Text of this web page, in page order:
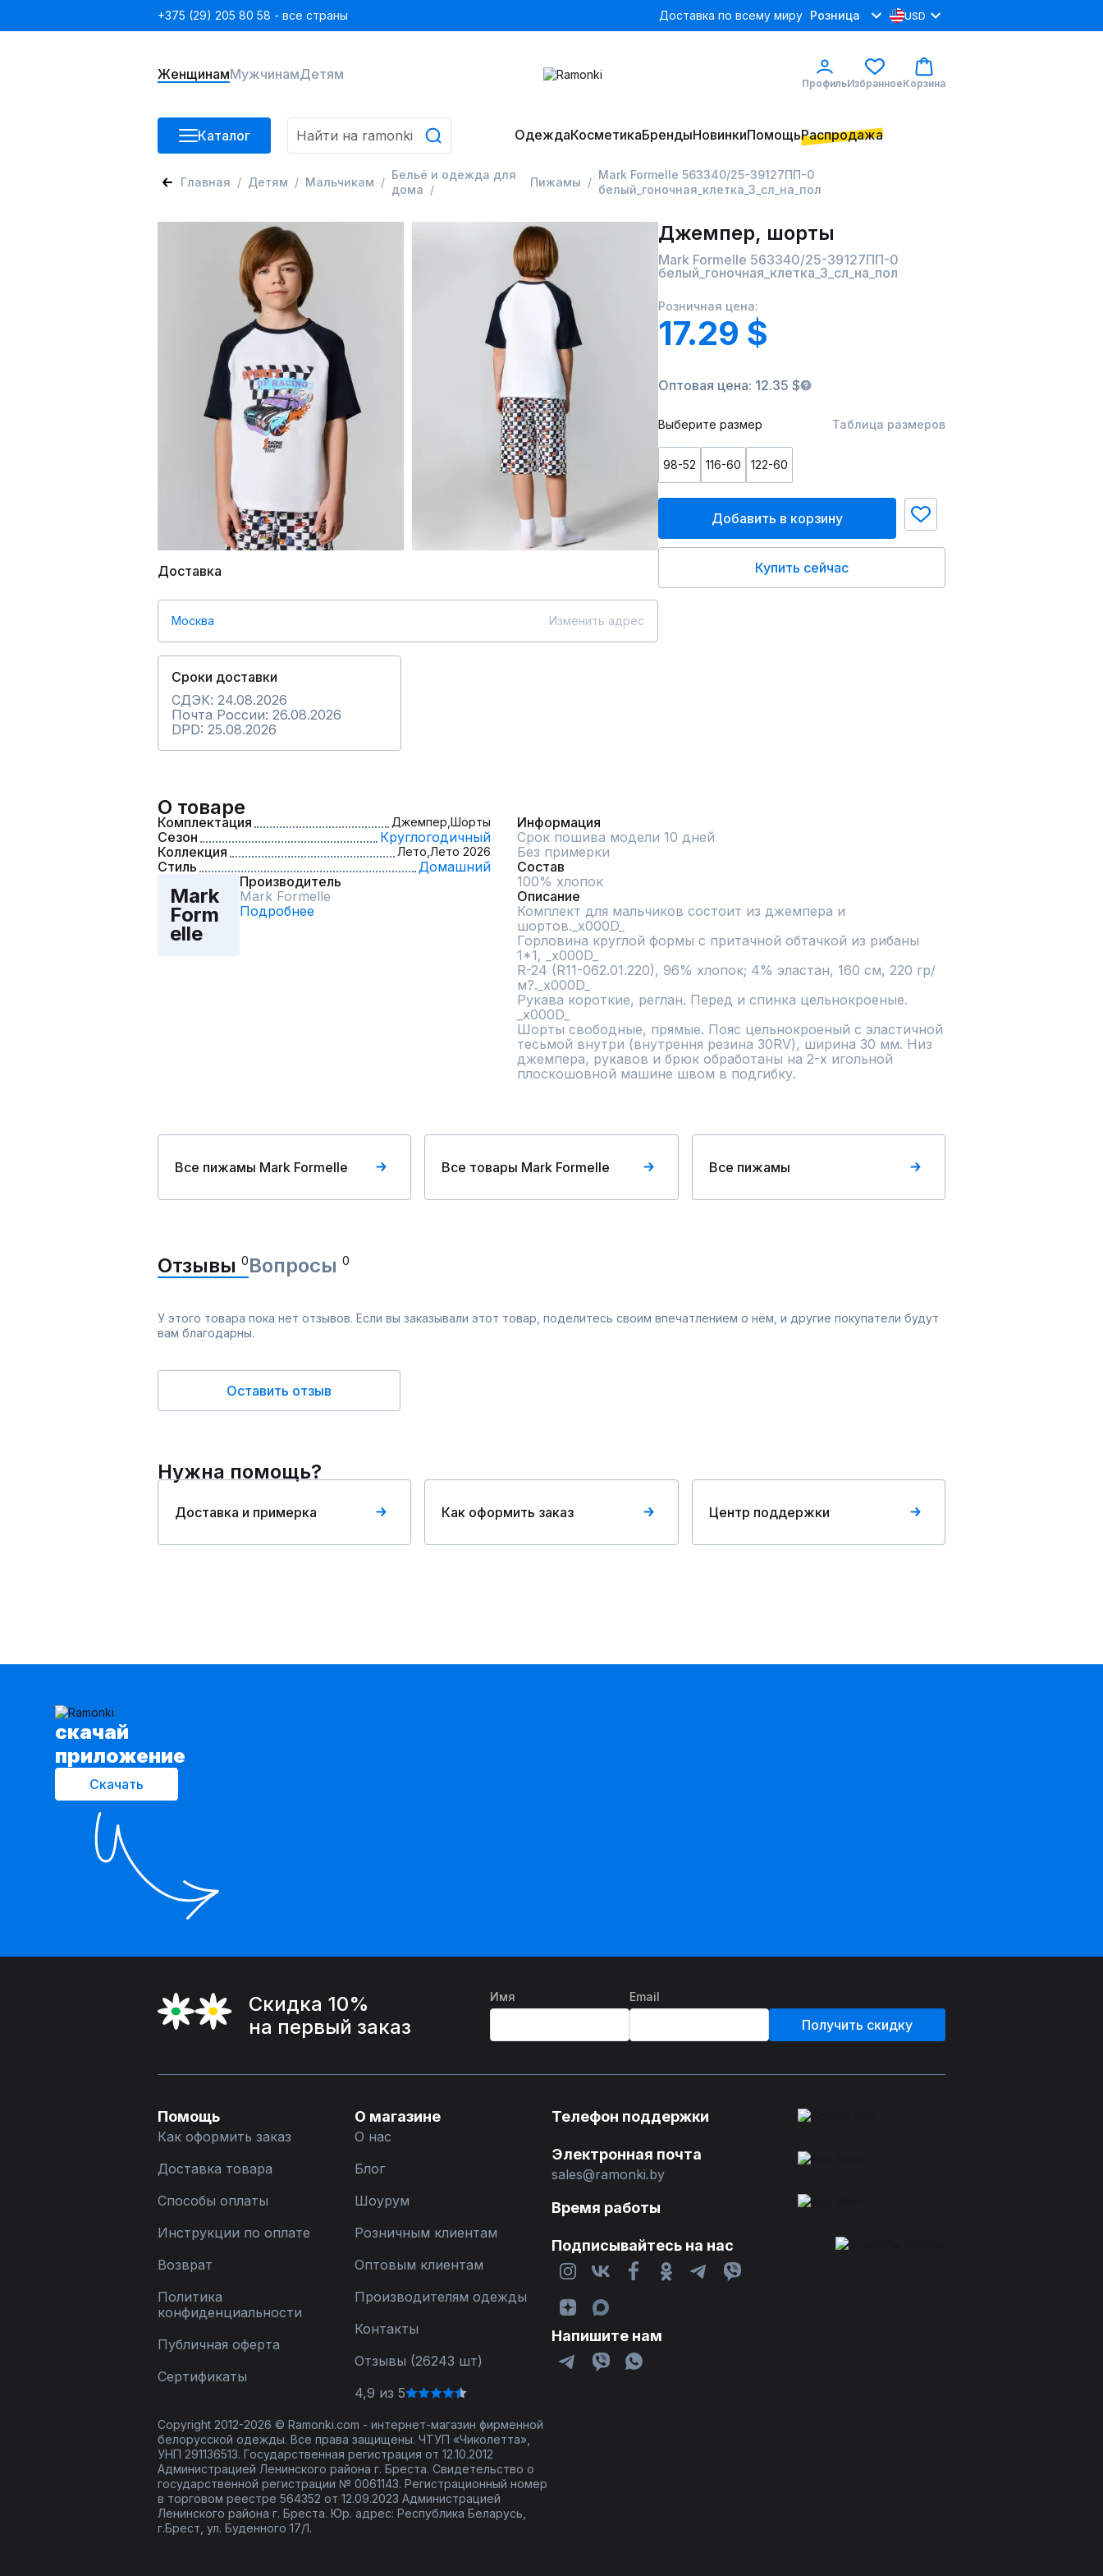
+375 (29) 205 80 58 - все страны Доставка по всему миру Розница USD
ЖенщинамМужчинамДетям
ПрофильИзбранноеКорзина
Каталог ОдеждаКосметикаБрендыНовинкиПомощьРаспродажа
Главная Детям Мальчикам
Бельё и одежда для
дома
Пижамы
Mark Formelle 563340/25-39127ПП-0
белый_гоночная_клетка_3_сл_на_пол
Доставка
Москва Изменить адрес
Сроки доставки
СДЭК: 24.08.2026
Почта России: 26.08.2026
DPD: 25.08.2026
Джемпер, шорты
Mark Formelle 563340/25-39127ПП-0
белый_гоночная_клетка_3_сл_на_пол
Розничная цена:
17.29 $
Оптовая цена: 12.35 $
Выберите размер Таблица размеров
98-52 116-60 122-60
Добавить в корзину
Купить сейчас
О товаре
Комплектация Джемпер, Шорты
Сезон
Круглогодичный
Коллекция
Лето, Лето 2026
Стиль Домашний
Mark
Form
elle
Производитель
Mark Formelle
Подробнее
Информация
Срок пошива модели 10 дней
Без примерки
Состав
100% хлопок
Описание
Комплект для мальчиков состоит из джемпера и
шортов._x000D_
Горловина круглой формы с притачной обтачкой из рибаны
1*1, _x000D_
R-24 (R11-062.01.220), 96% хлопок; 4% эластан, 160 см, 220 гр/
м?._x000D_
Рукава короткие, реглан. Перед и спинка цельнокроеные.
_x000D_
Шорты свободные, прямые. Пояс цельнокроеный с эластичной
тесьмой внутри (внутрення резина 30RV), ширина 30 мм. Низ
джемпера, рукавов и брюк обработаны на 2-х игольной
плоскошовной машине швом в подгибку.
Все пижамы Mark Formelle Все товары Mark Formelle Все пижамы
Отзывы 0Вопросы 0
У этого товара пока нет отзывов. Если вы заказывали этот товар, поделитесь своим впечатлением о нём, и другие покупатели будут
вам благодарны.
Оставить отзыв
Нужна помощь?
Доставка и примерка Как оформить заказ Центр поддержки
cкачай
приложение
Скачать
Скидка 10%
на первый заказ
Имя Email
Получить скидку
Помощь
Как оформить заказ
Доставка товара
Способы оплаты
Инструкции по оплате
Возврат
Политика
конфиденциальности
Публичная оферта
Сертификаты
О магазине
О нас
Блог
Шоурум
Розничным клиентам
Оптовым клиентам
Производителям одежды
Контакты
Отзывы (26243 шт)
4,9 из 5
Телефон поддержки
Электронная почта
sales@ramonki.by
Время работы
Подписывайтесь на нас
Напишите нам
Copyright 2012-2026 © Ramonki.com - интернет-магазин фирменной
белорусской одежды. Все права защищены. ЧТУП «Чиколетта»,
УНП 291136513. Государственная регистрация от 12.10.2012
Администрацией Ленинского района г. Бреста. Свидетельство о
государственной регистрации № 0061143. Регистрационный номер
в торговом реестре 564352 от 12.09.2023 Администрацией
Ленинского района г. Бреста. Юр. адрес: Республика Беларусь,
г.Брест, ул. Буденного 17/1.